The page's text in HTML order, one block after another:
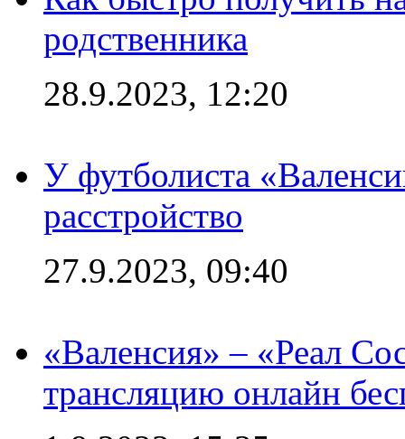
родственника
28.9.2023, 12:20
У футболиста
расстройство
27.9.2023, 09:40
«Валенсия» – «Реал
трансляцию онлайн